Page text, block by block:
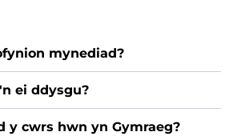
mynediad?
ei ddysgu?
y cwrs hwn yn Gymraeg?